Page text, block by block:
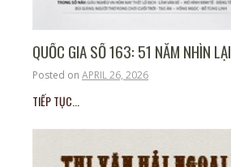
QUỐC GIA SỐ 163: 51 NĂM NHÌN LẠI
Posted on APRIL 26, 2026
TIẾP TỤC...